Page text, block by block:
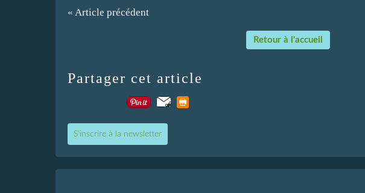
« Article précédent
Retour à l'accueil
Partager cet article
S'inscrire à la newsletter